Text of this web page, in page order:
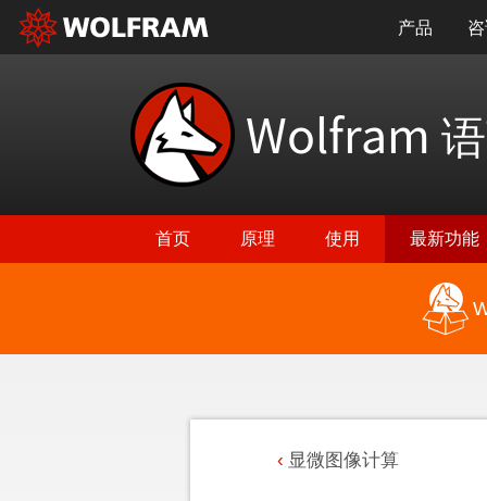
产品
Wolfram
首页 原理 使用 最新功能
显微图像计算